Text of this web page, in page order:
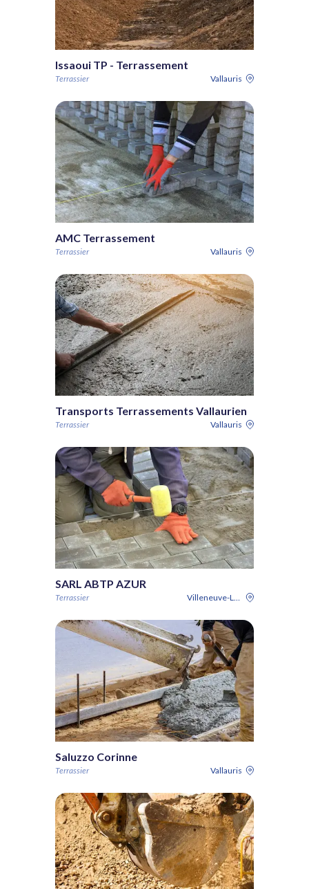
Issaoui TP - Terrassement
Terrassier Vallauris
AMC Terrassement
Terrassier Vallauris
Transports Terrassements Vallaurien
Terrassier Vallauris
SARL ABTP AZUR
Terrassier Villeneuve-Loubet
Saluzzo Corinne
Terrassier Vallauris